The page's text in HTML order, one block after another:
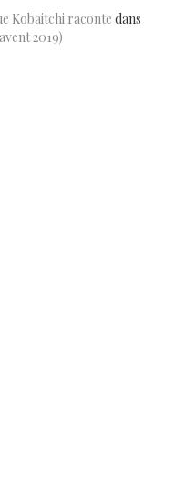
Kobaitchi raconte dans
2019)